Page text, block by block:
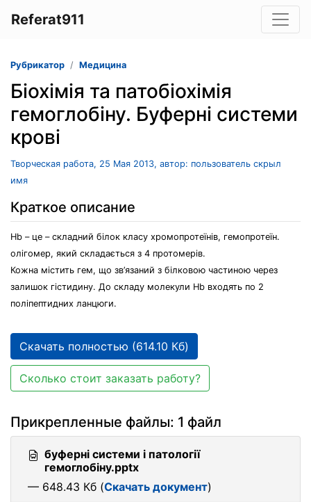
Referat911
Рубрикатор Медицина
Біохімія та патобіохімія
гемоглобіну. Буферні системи
крові
Творческая работа, 25 Мая 2013, автор: пользователь скрыл
имя
Краткое описание
Нb – це – складний білок класу хромопротеїнів, гемопротеїн.
олігомер, який складається з 4 протомерів.
Кожна містить гем, що зв’язаний з білковою частиною через
залишок гістидину. До складу молекули Hb входять по 2
поліпептидних ланцюги.
Скачать полностью (614.10 Кб)
Сколько стоит заказать работу?
Прикрепленные файлы: 1 файл
буферні системи і патології
гемоглобіну.pptx
— 648.43 Кб (Скачать документ)